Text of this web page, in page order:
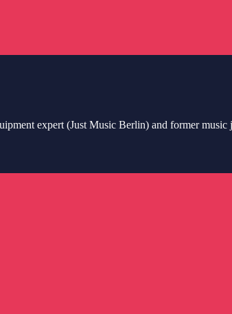
expert (Just Music Berlin) and former